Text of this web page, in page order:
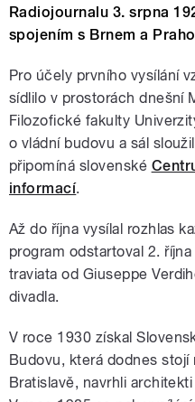
Radiojournalu 3. srpna
spojením s Brnem a
Pro účely prvního vysílání
sídlilo v prostorách dnešní
Filozofické fakulty
o vládní budovu a sál
připomíná slovenské
informací.
Až do října vysílal rozhlas
program odstartoval 2.
traviata od Giuseppe
divadla.
V roce 1930 získal
Budovu, která dodnes
Bratislavě, navrhli